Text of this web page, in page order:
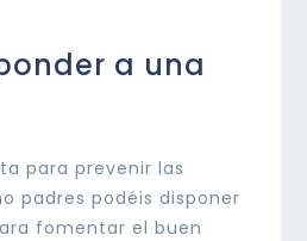
a una
para prevenir las
padres podéis disponer
fomentar el buen